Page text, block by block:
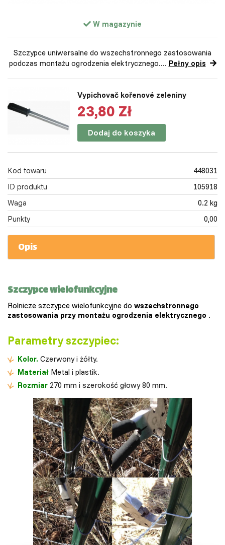
W magazynie
Szczypce uniwersalne do wszechstronnego zastosowania
podczas montażu ogrodzenia elektrycznego.... Pełny opis
Vypichovač kořenové zeleniny
23,80 Zł
Dodaj do koszyka
Kod towaru
448031
ID produktu
105918
Waga
0.2 kg
Punkty
0,00
Opis
Szczypce wielofunkcyjne
Rolnicze szczypce wielofunkcyjne do wszechstronnego
zastosowania przy montażu ogrodzenia elektrycznego .
Parametry szczypiec:
Kolor. Czerwony i żółty.
Materiał Metal i plastik.
Rozmiar 270 mm i szerokość głowy 80 mm.